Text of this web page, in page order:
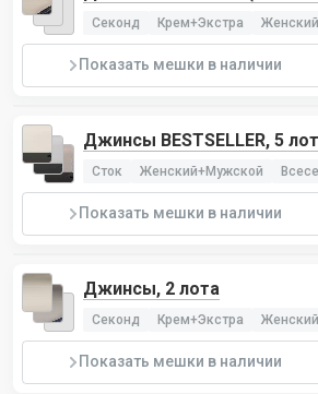
Extra), 1 лот
Секонд Крем+Экстра
Показать мешки в наличии
Джинсы BESTSELLER, 5
Сток Женский+Мужской
Показать мешки в наличии
Джинсы, 2 лота
Секонд Крем+Экстра
Показать мешки в наличии